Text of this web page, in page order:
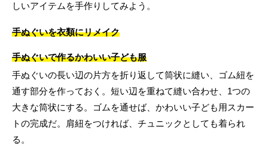
しいアイテムを手作りしてみよう。
手ぬぐいを衣類にリメイク
手ぬぐいで作るかわいい子ども服
手ぬぐいの長い辺の片方を折り返して筒状に縫い、ゴム紐を
通す部分を作っておく。短い辺を重ねて縫い合わせ、1つの
大きな筒状にする。ゴムを通せば、かわいい子ども用スカー
トの完成だ。肩紐をつければ、チュニックとしても着られ
る。